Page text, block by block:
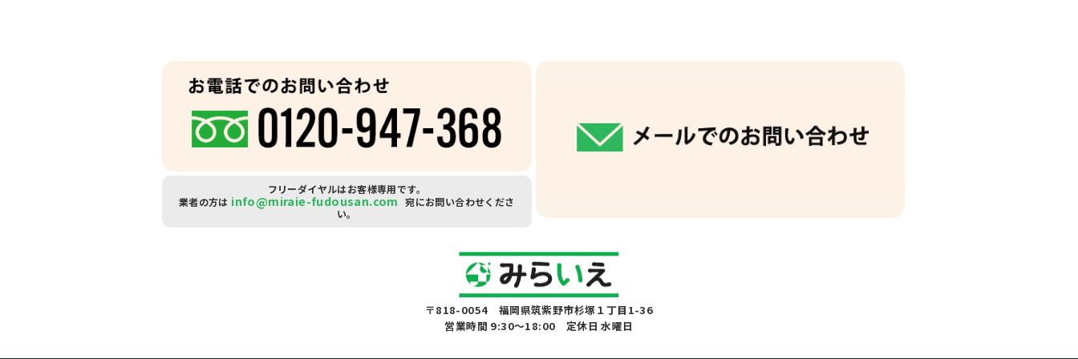
フリーダイヤルはお客様専用です。
業者の方は info@miraie-fudousan.com 宛にお問い合わせくださ
い。
〒818-0054 福岡県筑紫野市杉塚１丁目1-36
営業時間 9:30～18:00 定休日 水曜日